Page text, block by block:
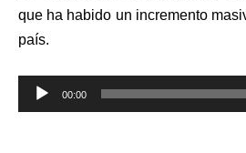
que ha habido un incremento
país.
Reproductor
de
00:00